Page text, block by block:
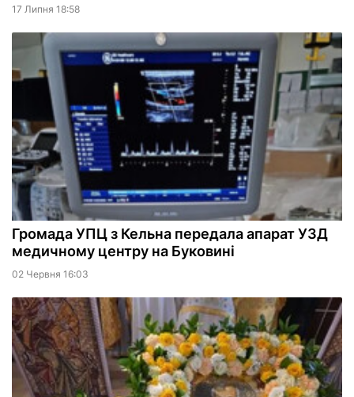
17 Липня 18:58
Громада УПЦ з Кельна передала апарат УЗД
медичному центру на Буковині
02 Червня 16:03